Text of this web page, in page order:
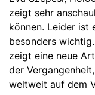
zeigt sehr
können. Leider ist
besonders
zeigt eine neue
der
weltweit auf dem